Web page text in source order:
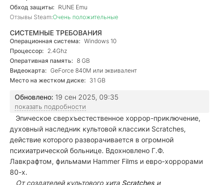
турецкий, французский, греческий
Обход защиты: RUNE Emu
Отзывы Steam:Очень положительные
СИСТЕМНЫЕ ТРЕБОВАНИЯ
Операционная система: Windows 10
Процессор: 2.4Ghz
Оперативная память: 8 GB
Видеокарта: GeForce 840M или эквивалент
Место на жестком диске: 31 GB
Обновлено: 19 сен 2025, 09:35
показать подробности
Эпическое сверхъестественное хоррор-приключение,
духовный наследник культовой классики Scratches,
действие которого разворачивается в огромной
психиатрической больнице. Вдохновлено Г.Ф.
Лавкрафтом, фильмами Hammer Films и евро-хоррорами
80-х.
От создателей культового хита Scratches и